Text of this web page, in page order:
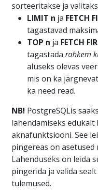
sorteeritakse ja
LIMIT n ja FETCH
tagastavad
TOP n ja FETCH
tagastada rohkem
aluseks olevas
mis on ka
ka need read.
NB! PostgreSQLis
lahendamiseks edukalt
aknafunktsiooni. See
pingereas on asetused
Lahenduseks on leida
pingerida ja valida
tulemused.